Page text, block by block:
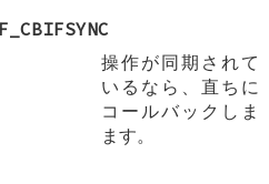
操作が同期されて
いるなら、直ちに
コールバックしま
ます。